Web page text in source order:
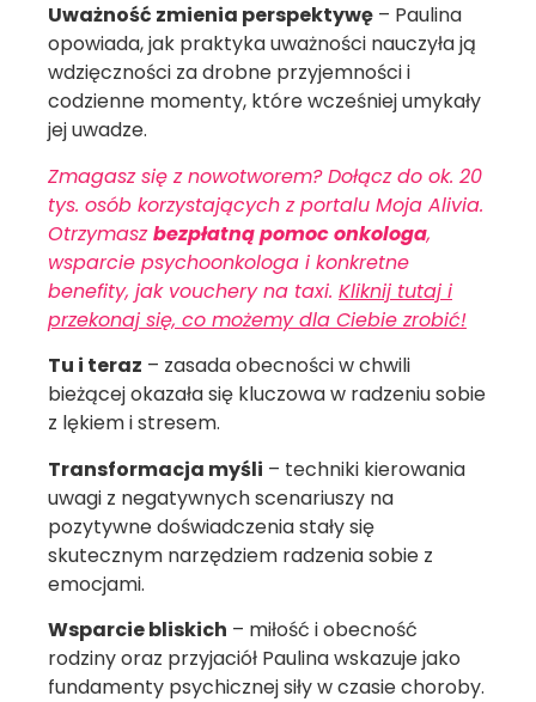
Uważność zmienia perspektywę – Paulina
opowiada, jak praktyka uważności nauczyła ją
wdzięczności za drobne przyjemności i
codzienne momenty, które wcześniej umykały
jej uwadze.
Zmagasz się z nowotworem? Dołącz do ok. 20
tys. osób korzystających z portalu Moja Alivia.
Otrzymaszbezpłatną pomoc onkologa,
wsparcie psychoonkologa i konkretne
benefity, jak vouchery na taxi. Kliknij tutaj i
przekonaj się, co możemy dla Ciebie zrobić!
Tu i teraz – zasada obecności w chwili
bieżącej okazała się kluczowa w radzeniu sobie
z lękiem i stresem.
Transformacja myśli – techniki kierowania
uwagi z negatywnych scenariuszy na
pozytywne doświadczenia stały się
skutecznym narzędziem radzenia sobie z
emocjami.
Wsparcie bliskich – miłość i obecność
rodziny oraz przyjaciół Paulina wskazuje jako
fundamenty psychicznej siły w czasie choroby.